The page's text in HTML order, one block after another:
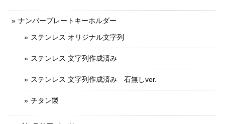
ナンバープレートキーホルダー
ステンレス オリジナル文字列
ステンレス 文字列作成済み
ステンレス 文字列作成済み 石無しver.
チタン製